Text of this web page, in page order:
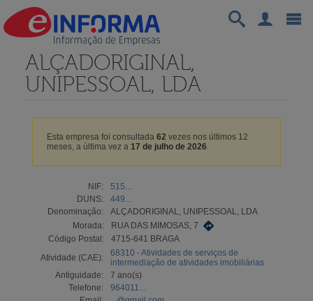
ALÇADORIGINAL,
UNIPESSOAL, LDA
Esta empresa foi consultada 62 vezes nos últimos 12
meses, a última vez a 17 de julho de 2026.
NIF:
515...
DUNS:
449...
Denominação:
ALÇADORIGINAL, UNIPESSOAL, LDA
Morada:
RUA DAS MIMOSAS, 7
Código Postal:
4715-641 BRAGA
Atividade (CAE):
68310 - Atividades de serviços de
intermediação de atividades imobiliárias
Antiguidade:
7 ano(s)
Telefone:
964011...